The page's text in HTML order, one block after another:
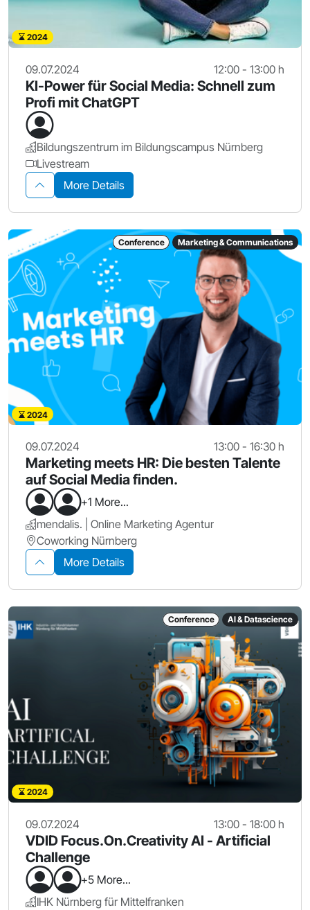
2024
09.07.2024 12:00 - 13:00 h
KI-Power für Social Media: Schnell zum
Profi mit ChatGPT
Bildungszentrum im Bildungscampus Nürnberg
Livestream
More Details
Conference Marketing & Communications
2024
09.07.2024 13:00 - 16:30 h
Marketing meets HR: Die besten Talente
auf Social Media finden.
+1 More...
mendalis. | Online Marketing Agentur
Coworking Nürnberg
More Details
Conference AI & Datascience
2024
09.07.2024 13:00 - 18:00 h
VDID Focus.On.Creativity AI - Artificial
Challenge
+5 More...
IHK Nürnberg für Mittelfranken